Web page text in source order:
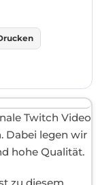
Twitch Video
Dabei legen wir
hohe Qualität.